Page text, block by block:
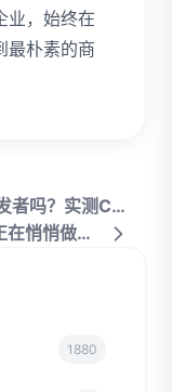
，始终在
最朴素的商
上一篇：AI编程工具真能取代开发者吗？实测Claude Code、Cursor与Trae的盲点
下一篇：增长见顶？行业头部公司正在悄悄做减法
1880